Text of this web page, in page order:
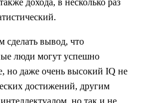
сделать вывод, что
люди могут успешно
но даже очень высокий IQ не
достижений, другим
но так и не